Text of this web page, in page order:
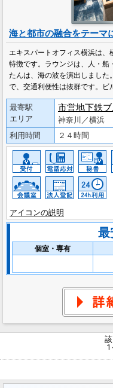
海と都市の融合をテーマ
エキスパートオフィス横浜は、
特徴です。ラウンジは、人・船
たんは、海の波を演出しまし
で、交通利便性は抜群です。ビ
最寄駅
エリア
市営地下鉄
神奈川／横浜
利用時間
２４時間
アイコンの説明
最
個室・専有
1